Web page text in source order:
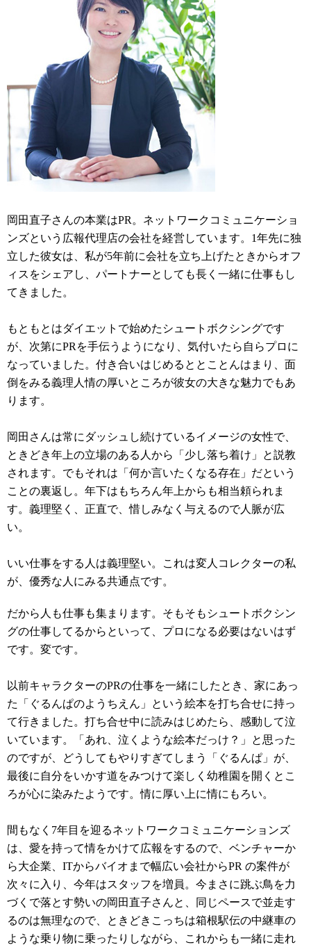
岡田直子さんの本業はPR。ネットワークコミュニケーショ
ンズという広報代理店の会社を経営しています。1年先に独
立した彼女は、私が5年前に会社を立ち上げたときからオフ
ィスをシェアし、パートナーとしても長く一緒に仕事もし
てきました。
もともとはダイエットで始めたシュートボクシングです
が、次第にPRを手伝うようになり、気付いたら自らプロに
なっていました。付き合いはじめるととことんはまり、面
倒をみる義理人情の厚いところが彼女の大きな魅力でもあ
ります。
岡田さんは常にダッシュし続けているイメージの女性で、
ときどき年上の立場のある人から「少し落ち着け」と説教
されます。でもそれは「何か言いたくなる存在」だという
ことの裏返し。年下はもちろん年上からも相当頼られま
す。義理堅く、正直で、惜しみなく与えるので人脈が広
い。
いい仕事をする人は義理堅い。
これは変人コレクターの私
が、優秀な人にみる共通点です。
だから人も仕事も集まります。そもそもシュートボクシン
グの仕事してるからといって、プロになる必要はないはず
です。変です。
以前キャラクターのPRの仕事を一緒にしたとき、家にあっ
た「ぐるんぱのようちえん」という絵本を打ち合せに持っ
て行きました。打ち合せ中に読みはじめたら、感動して泣
いています。「あれ、泣くような絵本だっけ？」と思った
のですが、どうしてもやりすぎてしまう「ぐるんぱ」が、
最後に自分をいかす道をみつけて楽しく幼稚園を開くとこ
ろが心に染みたようです。情に厚い上に情にもろい。
間もなく7年目を迎るネットワークコミュニケーションズ
は
愛を持って情をかけて広報をするので、 ベンチャーか
ら大企業、ITからバイオまで幅広い会社からPR の案件が
次々に入り、今年はスタッフを増員。今まさに跳ぶ鳥を力
づくで落とす勢いの岡田直子さんと、同じペースで並走す
るのは無理なので、ときどきこっちは箱根駅伝の中継車の
ような乗り物に乗ったりしながら、これからも一緒に走れ